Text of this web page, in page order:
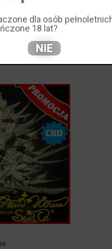
dla osób
18 lat?
NIE